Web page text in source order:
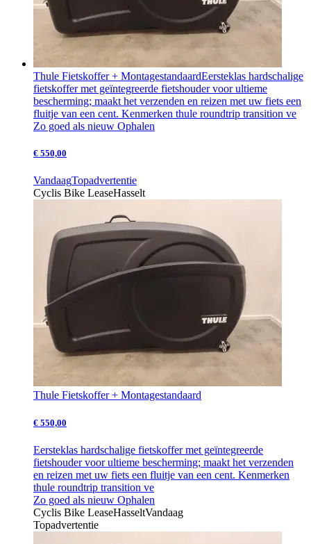
Thule Fietskoffer + MontagestandaardEersteklas hardschalige
fietskoffer met geïntegreerde fietshouder voor ultieme
bescherming; maakt het verzenden en reizen met uw fiets een
fluitje van een cent. Kenmerken thule roundtrip transition ve
Zo goed als nieuw Ophalen
€ 550,00
VandaagTopadvertentie
Cyclis Bike LeaseHasselt
Thule Fietskoffer + Montagestandaard
€ 550,00
Eersteklas hardschalige fietskoffer met geïntegreerde
fietshouder voor ultieme bescherming; maakt het verzenden
en reizen met uw fiets een fluitje van een cent. Kenmerken
thule roundtrip transition ve
Zo goed als nieuw Ophalen
Cyclis Bike LeaseHasseltVandaag
Topadvertentie